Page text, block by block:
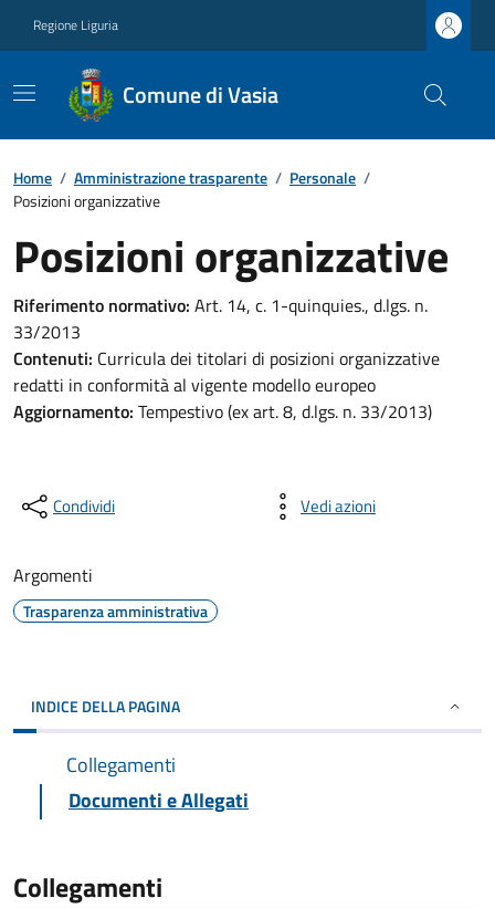
Regione Liguria
Comune di Vasia
Home / Amministrazione trasparente / Personale /
Posizioni organizzative
Posizioni organizzative
Riferimento normativo: Art. 14, c. 1-quinquies., d.lgs. n.
33/2013
Contenuti: Curricula dei titolari di posizioni organizzative
redatti in conformità al vigente modello europeo
Aggiornamento: Tempestivo (ex art. 8, d.lgs. n. 33/2013)
Condividi Vedi azioni
Argomenti
Trasparenza amministrativa
INDICE DELLA PAGINA
Collegamenti
Documenti e Allegati
Collegamenti